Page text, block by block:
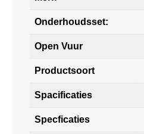
Onderhoudsset:
Open Vuur
Productsoort
Spacificaties
Specficaties